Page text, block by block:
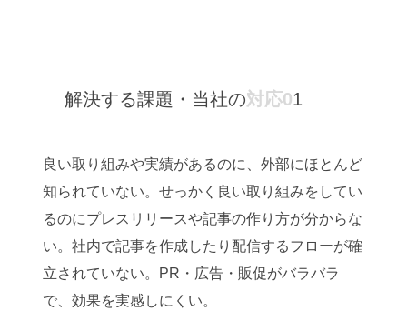
解決する課題・当社の対応01
良い取り組みや実績があるのに、外部にほとんど
知られていない。せっかく良い取り組みをしてい
るのにプレスリリースや記事の作り方が分からな
い。社内で記事を作成したり配信するフローが確
立されていない。PR・広告・販促がバラバラ
で、効果を実感しにくい。